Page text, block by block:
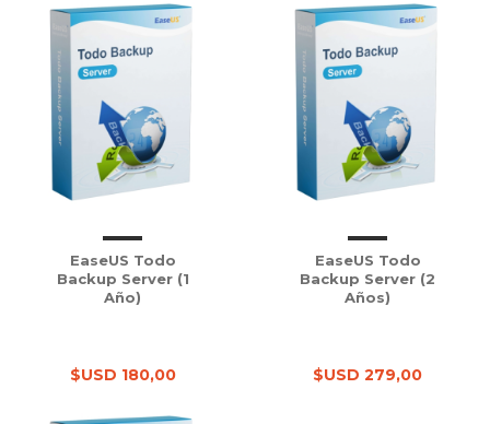
EaseUS Todo
Backup Server (1
Año)
$USD 180,00
EaseUS Todo
Backup Server (2
Años)
$USD 279,00